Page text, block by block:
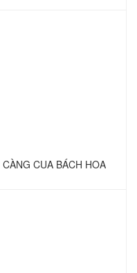
CÀNG CUA BÁCH HOA